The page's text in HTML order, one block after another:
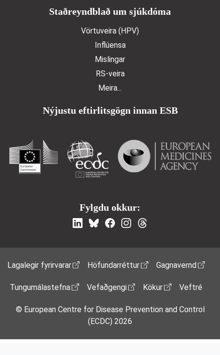
Staðreyndblað um sjúkdóma
Vörtuveira (HPV)
Inflúensa
Mislingar
RS-veira
Meira...
Nýjustu eftirlitsgögn innan ESB
Fylgdu okkur:
Footer Menu
Lagalegir fyrirvarar Höfundarréttur Gagnavernd
Tungumálastefna Vefaðgengi Kökur Veftré
© European Centre for Disease Prevention and Control
(ECDC) 2026